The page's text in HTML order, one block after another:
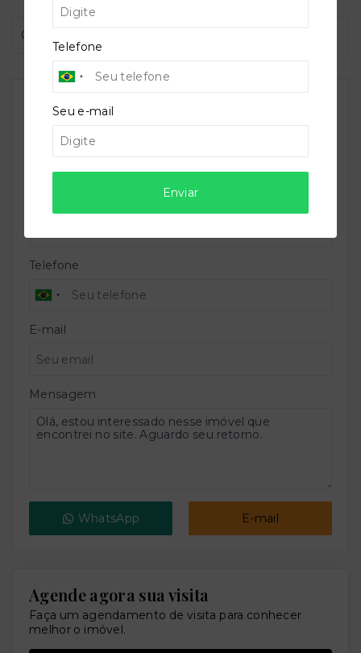
Airton von Mühlen
CRECI -59831
(51) 9 8285-2908
atmuhlen@gmail.com
Telefone
E-mail
Mensagem
WhatsApp E-mail
Agende agora sua visita
Faça um agendamento de visita para conhecer
melhor o imóvel.
Carazal - Carazal - Gramado/RS
Telefone
Seu e-mail
Enviar